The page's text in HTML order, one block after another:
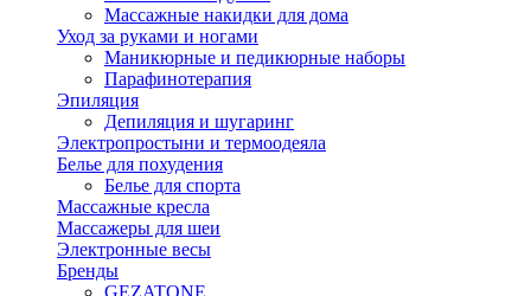
Массажные накидки для дома
Уход за руками и ногами
Маникюрные и педикюрные наборы
Парафинотерапия
Эпиляция
Депиляция и шугаринг
Электропростыни и термоодеяла
Белье для похудения
Белье для спорта
Массажные кресла
Массажеры для шеи
Электронные весы
Бренды
GEZATONE